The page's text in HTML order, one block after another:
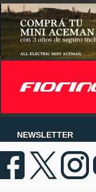
NEWSLETTER